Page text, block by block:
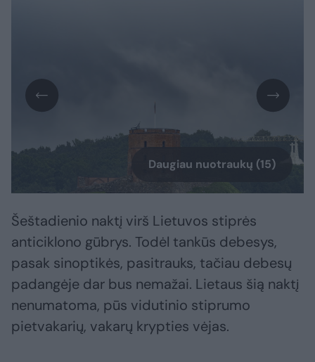
Daugiau nuotraukų (15)
Šeštadienio naktį virš Lietuvos stiprės
anticiklono gūbrys. Todėl tankūs debesys,
pasak sinoptikės, pasitrauks, tačiau debesų
padangėje dar bus nemažai. Lietaus šią naktį
nenumatoma, pūs vidutinio stiprumo
pietvakarių, vakarų krypties vėjas.